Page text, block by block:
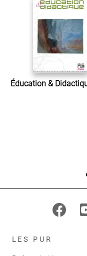
Éducation &
LES PUR